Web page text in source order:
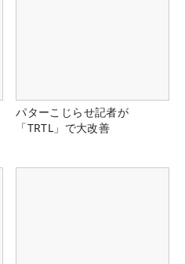
パターこじらせ記者が
「TRTL」で大改善